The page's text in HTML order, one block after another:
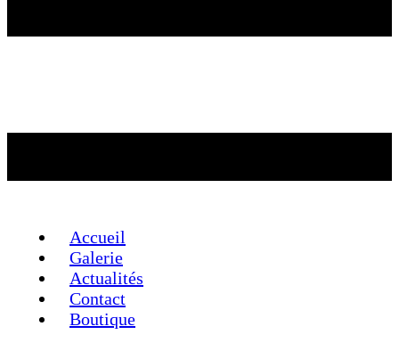
Accueil
Galerie
Actualités
Contact
Boutique